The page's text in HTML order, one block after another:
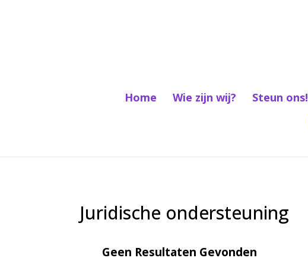
Home Wie zijn wij? Steun ons!
Juridische ondersteuning
Geen Resultaten Gevonden